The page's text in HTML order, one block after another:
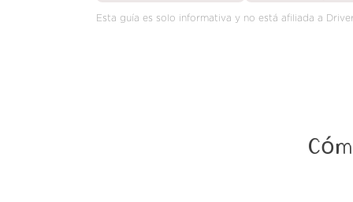
Esta guía es solo informativa y no está afiliada a